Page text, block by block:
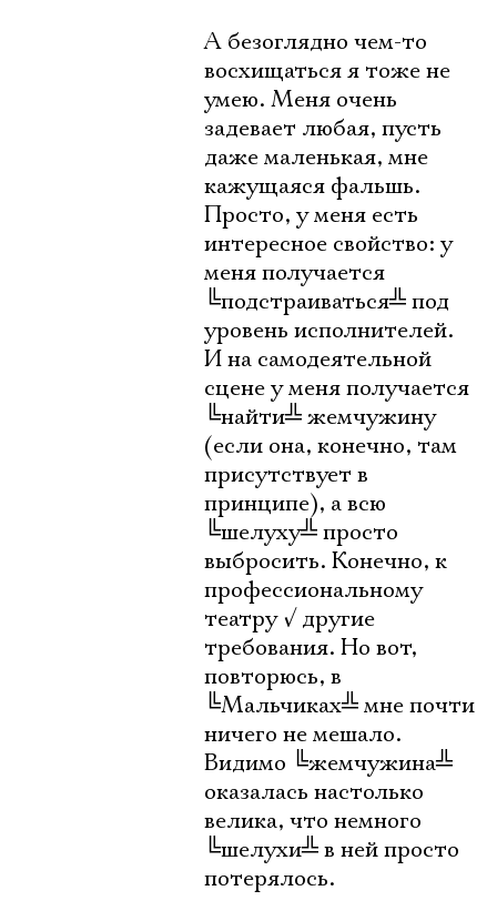
А безоглядно чем-то
восхищаться я тоже не
умею. Меня очень
задевает любая, пусть
даже маленькая, мне
кажущаяся фальшь.
Просто, у меня есть
интересное свойство: у
меня получается
╚подстраиваться╩под
уровень исполнителей.
И на самодеятельной
сцене у меня получается
╚найти╩жемчужину
(если она, конечно, там
присутствует в
принципе), а всю
╚шелуху╩просто
выбросить. Конечно, к
профессиональному
театру √ другие
требования. Но вот,
повторюсь, в
╚Мальчиках╩мне почти
ничего не мешало.
Видимо ╚жемчужина╩
оказалась настолько
велика, что немного
╚шелухи╩в ней просто
потерялось.